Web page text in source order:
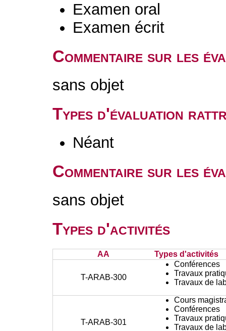
Examen oral
Examen écrit
Commentaire sur les
sans objet
Types d'évaluation
Néant
Commentaire sur les
sans objet
Types d'activités
AA Types d'activités
T-ARAB-300
Conférences
Travaux
Travaux de
T-ARAB-301
Cours
Conférences
Travaux
Travaux de